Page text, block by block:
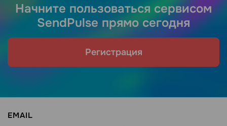
Начните пользоваться сервисом
SendPulse прямо сегодня
Регистрация
EMAIL